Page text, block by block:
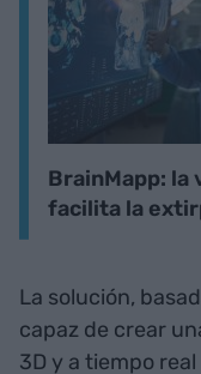
BrainMapp: la
facilita la
La solución,
capaz de crear
3D y a tiempo